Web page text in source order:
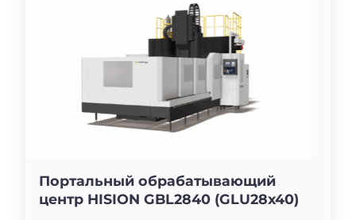
Портальный обрабатывающий
центр HISION GBL2840 (GLU28x40)